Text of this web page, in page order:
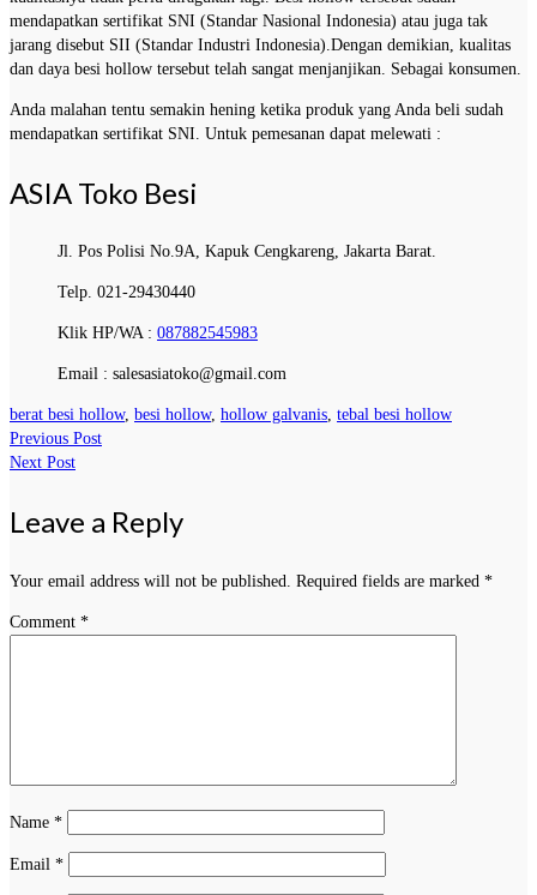
mendapatkan sertifikat SNI (Standar Nasional Indonesia) atau juga tak
jarang disebut SII (Standar Industri Indonesia).Dengan demikian, kualitas
dan daya besi hollow tersebut telah sangat menjanjikan. Sebagai konsumen.
Anda malahan tentu semakin hening ketika produk yang Anda beli sudah
mendapatkan sertifikat SNI. Untuk pemesanan dapat melewati :
ASIA Toko Besi
Jl. Pos Polisi No.9A, Kapuk Cengkareng, Jakarta Barat.
Telp. 021-29430440
Klik HP/WA : 087882545983
Email : salesasiatoko@gmail.com
berat besi hollow, besi hollow, hollow galvanis tebal besi hollow
Previous Post
Next Post
Leave a Reply
Your email address will not be published. Required fields are marked *
Comment *
Name *
Email *